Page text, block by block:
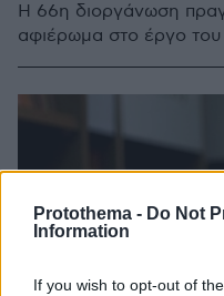
Protothema - Do Not
Information
If you wish to opt-out of
Η 66η διοργάνωση
αφιέρωμα στο έργο